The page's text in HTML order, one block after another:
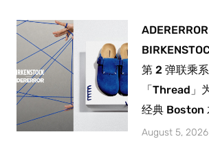
第 2 弹联乘
「Thread」
经典 Boston
August 5, 2026